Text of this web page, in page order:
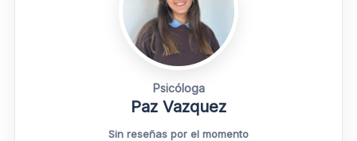
Psicóloga
Paz Vazquez
Sin reseñas por el momento